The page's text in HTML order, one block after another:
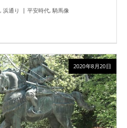
, 浜通り 平安時代, 騎馬像
2020年8月20日